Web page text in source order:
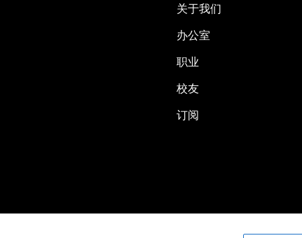
关于我们
办公室
职业
校友
订阅